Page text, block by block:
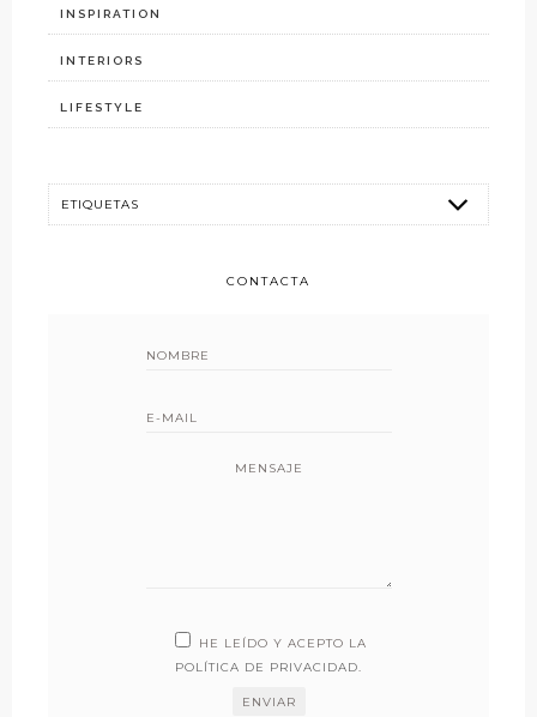
INSPIRATION
INTERIORS
LIFESTYLE
CONTACTA
MENSAJE
HE LEÍDO Y ACEPTO LA
POLÍTICA DE PRIVACIDAD.